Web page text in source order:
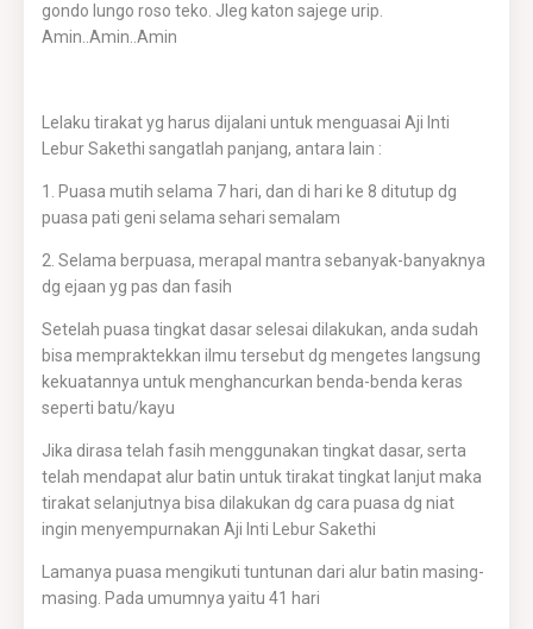
gondo lungo roso teko. Jleg katon sajege urip.
Amin..Amin..Amin
Lelaku tirakat yg harus dijalani untuk menguasai Aji Inti
Lebur Sakethi sangatlah panjang, antara lain :
1. Puasa mutih selama 7 hari, dan di hari ke 8 ditutup dg
puasa pati geni selama sehari semalam
2. Selama berpuasa, merapal mantra sebanyak-banyaknya
dg ejaan yg pas dan fasih
Setelah puasa tingkat dasar selesai dilakukan, anda sudah
bisa mempraktekkan ilmu tersebut dg mengetes langsung
kekuatannya untuk menghancurkan benda-benda keras
seperti batu/kayu
Jika dirasa telah fasih menggunakan tingkat dasar, serta
telah mendapat alur batin untuk tirakat tingkat lanjut maka
tirakat selanjutnya bisa dilakukan dg cara puasa dg niat
ingin menyempurnakan Aji Inti Lebur Sakethi
Lamanya puasa mengikuti tuntunan dari alur batin masing-
masing. Pada umumnya yaitu 41 hari